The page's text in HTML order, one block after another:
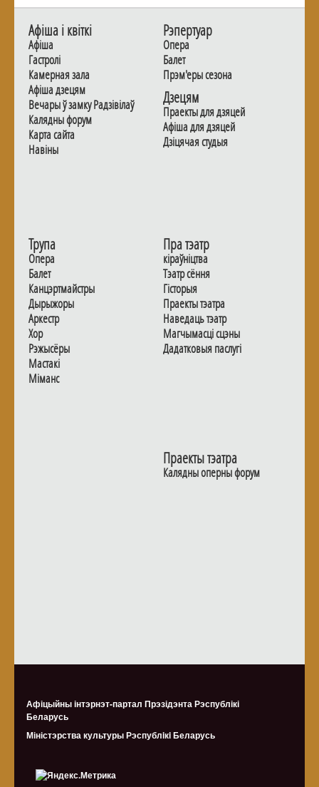
Афiша i квiткi
Афiша
Гастролi
Камерная зала
Афiша дзецям
Вечары ў замку Радзiвiлаў
Калядны форум
Карта сайта
Навiны
Рэпертуар
Опера
Балет
Прэм'еры сезона
Дзецям
Праекты для дзяцей
Афiша для дзяцей
Дзiцячая студыя
Трупа
Опера
Балет
Канцэртмайстры
Дырыжоры
Аркестр
Хор
Рэжысёры
Мастакі
Мiманс
Пра тэатр
кіраўніцтва
Тэатр сёння
Гiсторыя
Праекты тэатра
Наведаць тэатр
Магчымасцi сцэны
Дадаткoвыя паслугi
Праекты тэатра
Калядны оперны форум
Афіцыйны інтэрнэт-партал Прэзідэнта Рэспублікі
Беларусь
Міністэрства культуры Рэспублiкi Беларусь